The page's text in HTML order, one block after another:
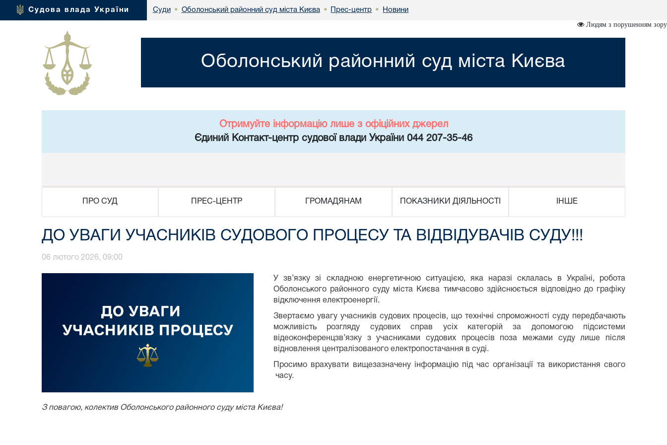
Судова влада України Суди • Оболонський районний суд міста Києва • Прес-центр • Новини
Людям з порушенням зору
Оболонський районний суд міста Києва
Отримуйте інформацію лише з офіційних джерел
Єдиний Контакт-центр судової влади України 044 207-35-46
ПРО СУД ПРЕС-ЦЕНТР ГРОМАДЯНАМ ПОКАЗНИКИ ДІЯЛЬНОСТІ ІНШЕ
ДО УВАГИ УЧАСНИКІВ СУДОВОГО ПРОЦЕСУ ТА ВІДВІДУВАЧІВ СУДУ!!!
06 лютого 2026, 09:00
У зв’язку зі складною енергетичною ситуацією, яка наразі склалась в Україні, робота
Оболонського районного суду міста Києва тимчасово здійснюється відповідно до графіку
відключення електроенергії.
Звертаємо увагу учасників судових процесів, що технічні спроможності суду передбачають
можливість розгляду судових справ усіх категорій за допомогою підсистеми
відеоконференцзв’язку з учасниками судових процесів поза межами суду лише після
відновлення централізованого електропостачання в суді.
Просимо врахувати вищезазначену інформацію під час організації та використання свого
часу.
З повагою, колектив Оболонського районного суду міста Києва!